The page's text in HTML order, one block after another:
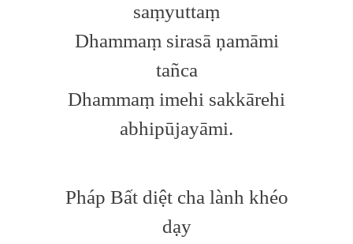
saṃyuttaṃ
Dhammaṃ sirasā ņamāmi
tañca
Dhammaṃ imehi sakkārehi
abhipūjayāmi.
Pháp Bất diệt cha lành khéo
dạy